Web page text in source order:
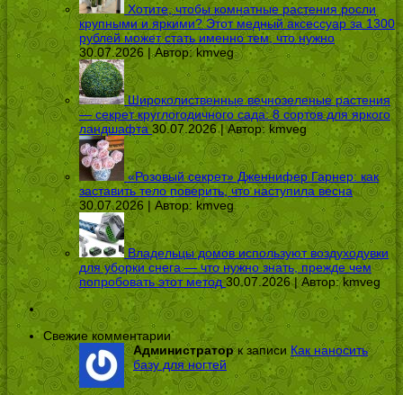
Хотите, чтобы комнатные растения росли
крупными и яркими? Этот медный аксессуар за 1300
рублей может стать именно тем, что нужно
30.07.2026 | Автор:kmveg
Широколиственные вечнозеленые растения
— секрет круглогодичного сада: 8 сортов для яркого
ландшафта 30.07.2026 | Автор:kmveg
«Розовый секрет» Дженнифер Гарнер: как
заставить тело поверить, что наступила весна
30.07.2026 | Автор: kmveg
Владельцы домов используют воздуходувки
для уборки снега — что нужно знать, прежде чем
попробовать этот метод 30.07.2026 | Автор:kmveg
Свежие комментарии
Администраторк записи Как наносить
базу для ногтей